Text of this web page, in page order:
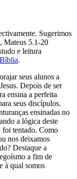
Sugerimos
Mateus 5.1-20
e leitura
Bíblia.
seus alunos a
Depois de ser
ensina a perfeita
seus discípulos.
ensinadas no
a lógica deste
foi tentado. Como
nos deixamos
Destaque a
a fim de
à qual somos